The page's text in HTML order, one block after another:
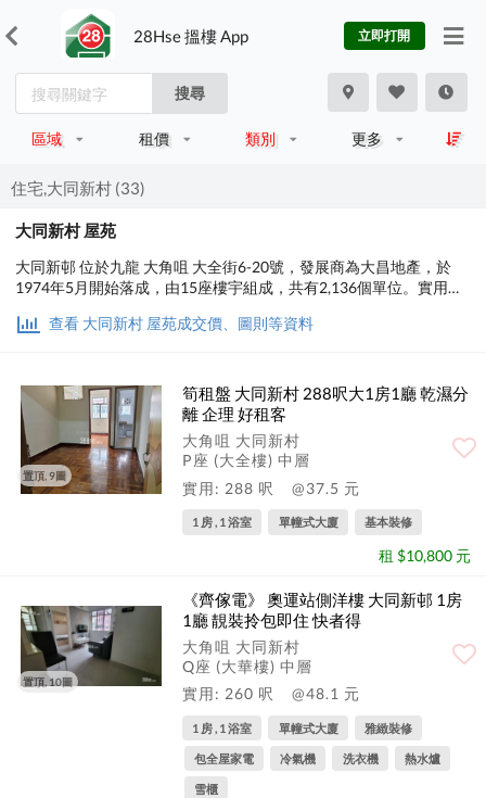
28Hse 搵樓 App 立即打開
搜尋
區域 租價 類別 更多
住宅,大同新村 (33)
大同新村 屋苑
大同新邨 位於九龍 大角咀 大全街6-20號，發展商為大昌地產，於
1974年5月開始落成，由15座樓宇組成，共有2,136個單位。實用面
網在32區，中學校區在油尖旺。
查看 大同新村 屋苑成交價、圖則等資料
置頂, 9圖
筍租盤 大同新村 288呎大1房1廳 乾濕分
離 企理 好租客
大角咀 大同新村
P座 (大全樓) 中層
實用: 288 呎
@37.5 元
1 房 , 1 浴室 單幢式大廈 基本裝修
租 $10,800 元
置頂, 10圖
《齊傢電》 奧運站側洋樓 大同新邨 1房
1廳 靚裝拎包即住 快者得
大角咀 大同新村
Q座 (大華樓) 中層
實用: 260 呎
@48.1 元
1 房 , 1 浴室 單幢式大廈 雅緻裝修
包全屋家電 冷氣機 洗衣機 熱水爐
雪櫃